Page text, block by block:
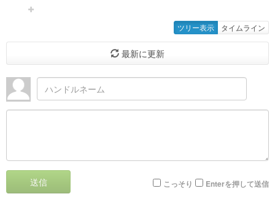
ツリー表示 タイムライン
最新に更新
送信 こっそり Enterを押して送信